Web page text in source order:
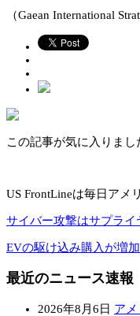
（Gaean International
この記事が気に入りまし
US FrontLineは毎日アメ
サイバー攻撃はサプライ
EVの駆け込み購入が増
最近のニュース速報
2026年8月6日 ア